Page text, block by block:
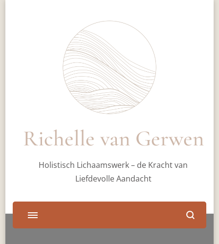
Richelle van Gerwen
Holistisch Lichaamswerk – de Kracht van
Liefdevolle Aandacht